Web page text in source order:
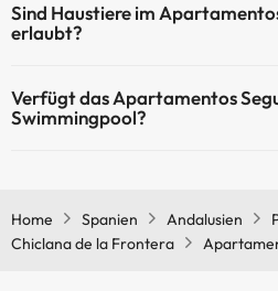
Sind Haustiere im
erlaubt?
nach Bezahlung im Hotel erlaubt.
Verfügt das Apartamentos
Swimmingpool?
Einrichtungen.
Home Spanien Andalusien
Chiclana de la Frontera